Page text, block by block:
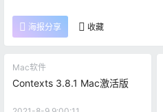
海报分享 收藏
Mac软件
Contexts 3.8.1 Mac激活版